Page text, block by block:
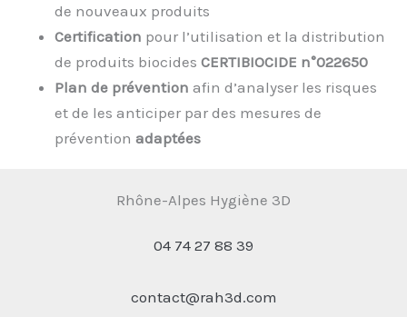
de nouveaux produits
Certification pour l’utilisation et la distribution
de produits biocides CERTIBIOCIDE n°022650
Plan de prévention afin d’analyser les risques
et de les anticiper par des mesures de
prévention adaptées
Rhône-Alpes Hygiène 3D
04 74 27 88 39
contact@rah3d.com